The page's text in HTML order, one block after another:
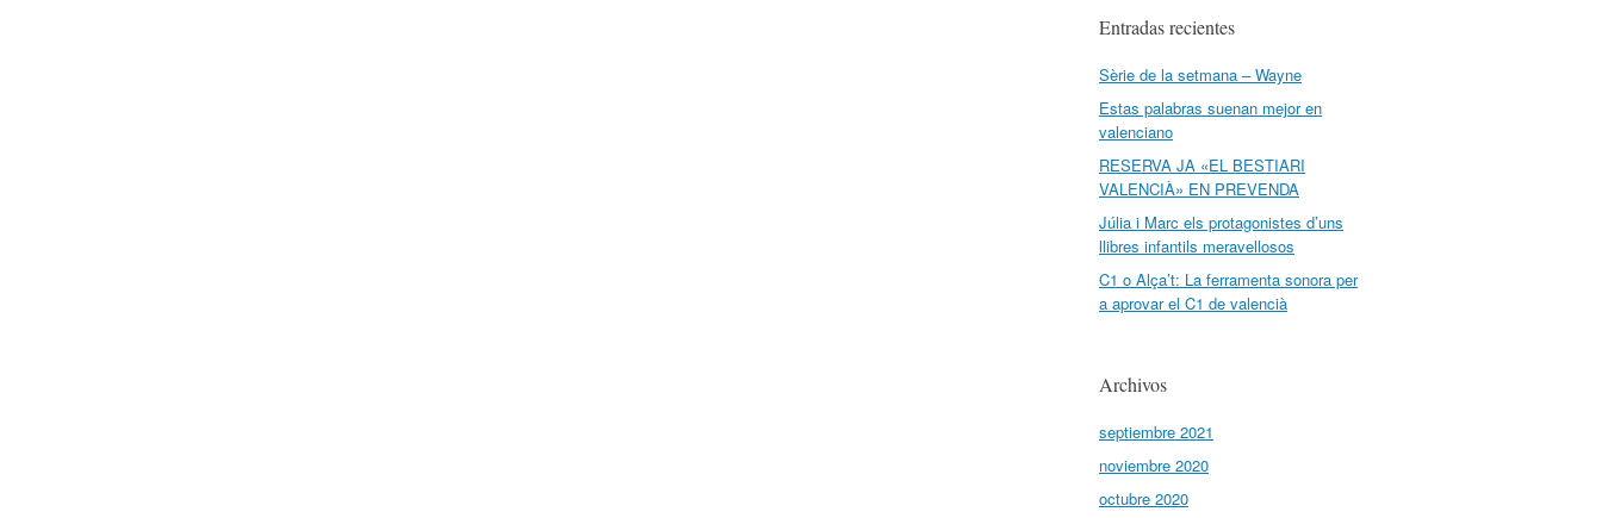
Entradas recientes
Sèrie de la setmana – Wayne
Estas palabras suenan mejor en
valenciano
RESERVA JA «EL BESTIARI
VALENCIÀ» EN PREVENDA
Júlia i Marc els protagonistes d’uns
llibres infantils meravellosos
C1 o Alça’t: La ferramenta sonora per
a aprovar el C1 de valencià
Archivos
septiembre 2021
noviembre 2020
octubre 2020